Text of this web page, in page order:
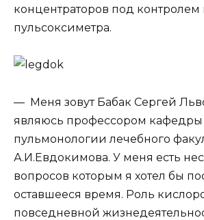
концентраторов под контролем
пульсоксиметра.
— Меня зовут Бабак Сергей
являюсь профессором кафедры
пульмонологии лечебного
А.И.Евдокимова. У меня есть
вопросов которым я хотел бы
оставшееся время. Роль
повседневной